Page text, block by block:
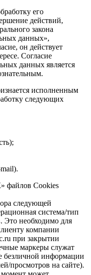
его
действий,
закона
данных»,
он действует
Согласие
данных является
исполненным
следующих
Cookies
следующей
система/тип
Это необходимо для
компании
при закрытии
маркеры служат
безличной информации
просмотров на сайте).